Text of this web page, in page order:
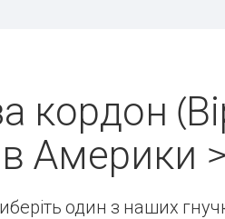
Америки
один з наших